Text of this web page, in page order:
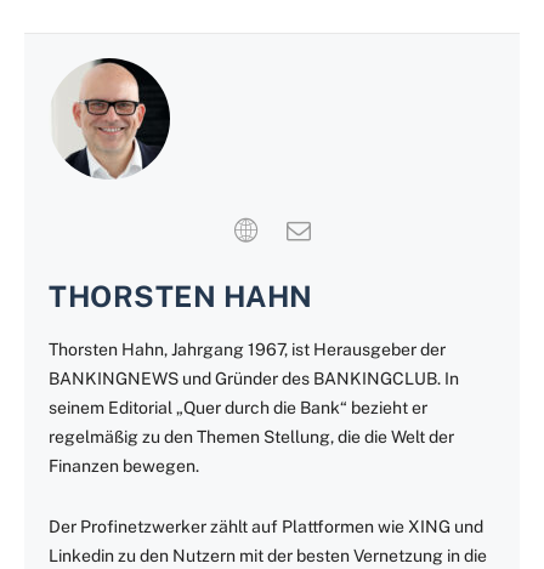
THORSTEN HAHN
Thorsten Hahn, Jahrgang 1967, ist Herausgeber der
BANKINGNEWS und Gründer des BANKINGCLUB. In
seinem Editorial „Quer durch die Bank“ bezieht er
regelmäßig zu den Themen Stellung, die die Welt der
Finanzen bewegen.
Der Profinetzwerker zählt auf Plattformen wie XING und
Linkedin zu den Nutzern mit der besten Vernetzung in die